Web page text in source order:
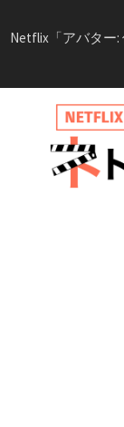
toNetflix映画「ボイ
イ
新決定
兄弟大騒動のコ
ー」がNetflixで
見